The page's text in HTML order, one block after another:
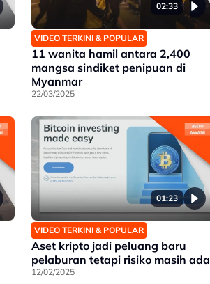
02:33
VIDEO TERKINI & POPULAR
11 wanita hamil antara 2,400
mangsa sindiket penipuan di
Myanmar
22/03/2025
01:23
VIDEO TERKINI & POPULAR
Aset kripto jadi peluang baru
pelaburan tetapi risiko masih ada
12/02/2025